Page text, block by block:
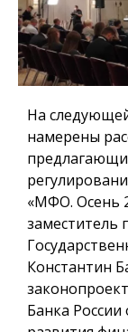
На
намерены
«МФО. Осень
заместитель
Константин
Банка